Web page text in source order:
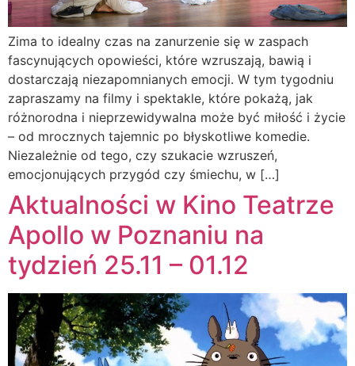
Zima to idealny czas na zanurzenie się w zaspach
fascynujących opowieści, które wzruszają, bawią i
dostarczają niezapomnianych emocji. W tym tygodniu
zapraszamy na filmy i spektakle, które pokażą, jak
różnorodna i nieprzewidywalna może być miłość i życie
– od mrocznych tajemnic po błyskotliwe komedie.
Niezależnie od tego, czy szukacie wzruszeń,
emocjonujących przygód czy śmiechu, w […]
Aktualności w Kino Teatrze
Apollo w Poznaniu na
tydzień 25.11 – 01.12